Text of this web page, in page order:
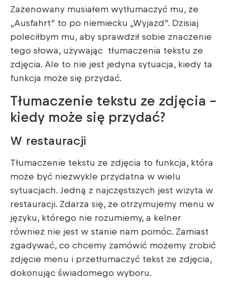
Zażenowany musiałem wytłumaczyć mu, że
„Ausfahrt” to po niemiecku „Wyjazd”. Dzisiaj
poleciłbym mu, aby sprawdził sobie znaczenie
tego słowa, używając tłumaczenia tekstu ze
zdjęcia. Ale to nie jest jedyna sytuacja, kiedy ta
funkcja może się przydać.
Tłumaczenie tekstu ze zdjęcia –
kiedy może się przydać?
W restauracji
Tłumaczenie tekstu ze zdjęcia to funkcja, która
może być niezwykle przydatna w wielu
sytuacjach. Jedną z najczęstszych jest wizyta w
restauracji. Zdarza się, że otrzymujemy menu w
języku, którego nie rozumiemy, a kelner
również nie jest w stanie nam pomóc. Zamiast
zgadywać, co chcemy zamówić możemy zrobić
zdjęcie menu i przetłumaczyć tekst ze zdjęcia,
dokonując świadomego wyboru.